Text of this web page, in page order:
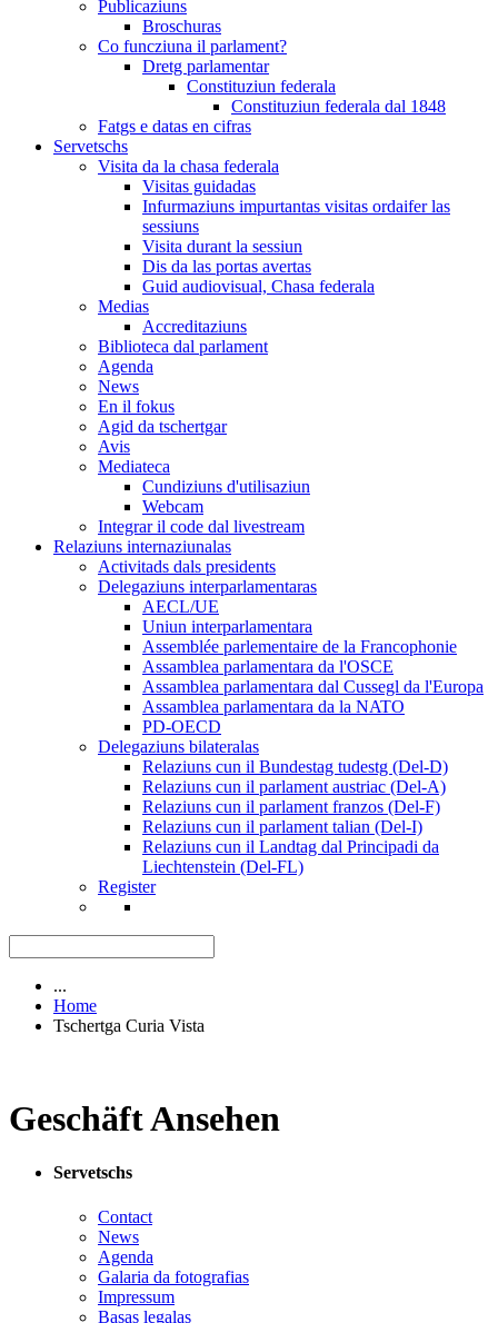
Publicaziuns
Broschuras
Co funcziuna il parlament?
Dretg parlamentar
Constituziun federala
Constituziun federala dal 1848
Fatgs e datas en cifras
Servetschs
Visita da la chasa federala
Visitas guidadas
Infurmaziuns impurtantas visitas ordaifer las
sessiuns
Visita durant la sessiun
Dis da las portas avertas
Guid audiovisual, Chasa federala
Medias
Accreditaziuns
Biblioteca dal parlament
Agenda
News
En il fokus
Agid da tschertgar
Avis
Mediateca
Cundiziuns d'utilisaziun
Webcam
Integrar il code dal livestream
Relaziuns internaziunalas
Activitads dals presidents
Delegaziuns interparlamentaras
AECL/UE
Uniun interparlamentara
Assemblée parlementaire de la Francophonie
Assamblea parlamentara da l'OSCE
Assamblea parlamentara dal Cussegl da l'Europa
Assamblea parlamentara da la NATO
PD-OECD
Delegaziuns bilateralas
Relaziuns cun il Bundestag tudestg (Del-D)
Relaziuns cun il parlament austriac (Del-A)
Relaziuns cun il parlament franzos (Del-F)
Relaziuns cun il parlament talian (Del-I)
Relaziuns cun il Landtag dal Principadi da
Liechtenstein (Del-FL)
Register
...
Home
Tschertga Curia Vista
Geschäft Ansehen
Servetschs
Contact
News
Agenda
Galaria da fotografias
Impressum
Basas legalas